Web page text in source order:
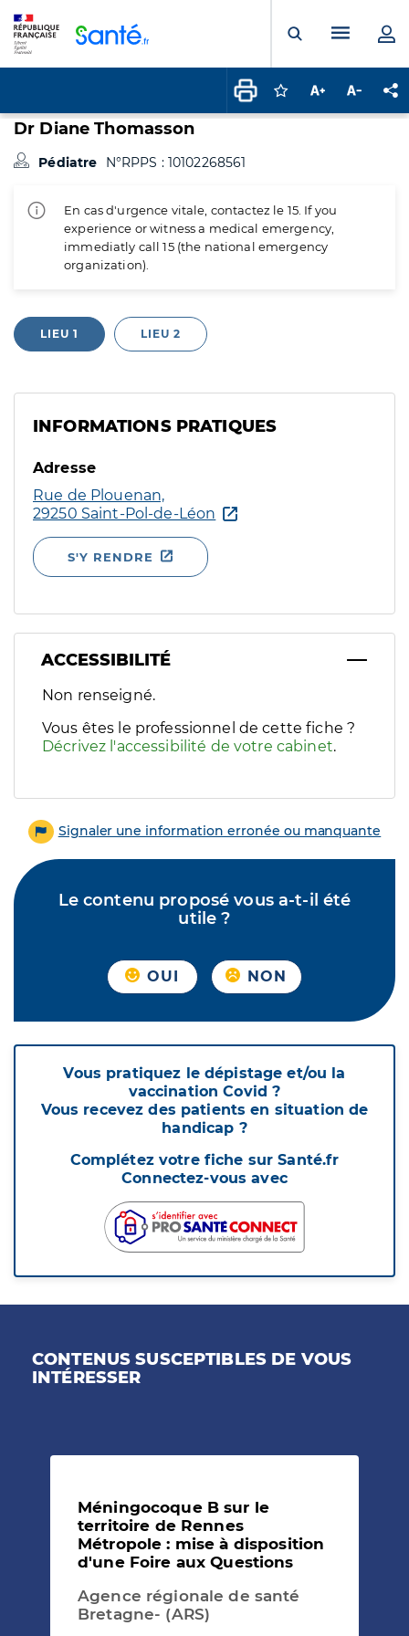
Ouvrir laMenu
Connectez-vous
Augmenter la
Dr Diane Thomasson
Pédiatre N°RPPS : 10102268561
En cas d'urgence vitale, contactez le 15. If you
experience or witness a medical emergency,
immediatly call 15 (the national emergency
organization).
LIEU 1 LIEU 2
INFORMATIONS PRATIQUES
Adresse
Rue de Plouenan,
29250 Saint-Pol-de-Léon
S'Y RENDRE
ACCESSIBILITÉ
Filtres
Sélectionnez un ou plusieurs handicaps/besoins
Non renseigné.
Vous êtes le professionnel de cette fiche ?
Décrivez l'accessibilité de votre cabinet.
Signaler une information erronée ou manquante
Le contenu proposé vous a-t-il été
utile ?
OUI NON
Vous pratiquez le dépistage et/ou la
vaccination Covid ?
Vous recevez des patients en situation de
handicap ?
Complétez votre fiche sur Santé.fr
Connectez-vous avec
CONTENUS SUSCEPTIBLES DE VOUS
INTÉRESSER
Méningocoque B sur le
territoire de Rennes
Métropole : mise à disposition
d'une Foire aux Questions
Agence régionale de santé
Bretagne- (ARS)